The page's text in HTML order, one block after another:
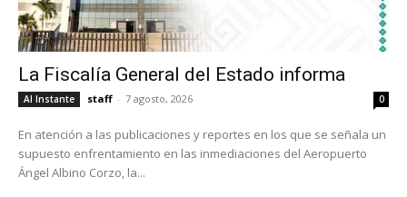
La Fiscalía General del Estado informa
Al Instante staff - 7 agosto, 2026 0
En atención a las publicaciones y reportes en los que se señala un
supuesto enfrentamiento en las inmediaciones del Aeropuerto
Ángel Albino Corzo, la...